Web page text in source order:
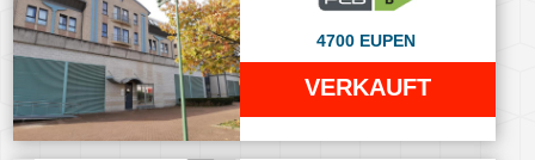
4700 EUPEN
VERKAUFT